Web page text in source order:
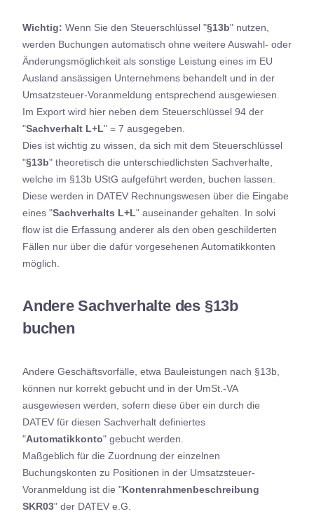
Wichtig: Wenn Sie den Steuerschlüssel "§13b" nutzen,
werden Buchungen automatisch ohne weitere Auswahl- oder
Änderungsmöglichkeit als sonstige Leistung eines im EU
Ausland ansässigen Unternehmens behandelt und in der
Umsatzsteuer-Voranmeldung entsprechend ausgewiesen.
Im Export wird hier neben dem Steuerschlüssel 94 der
"Sachverhalt L+L" = 7 ausgegeben.
Dies ist wichtig zu wissen, da sich mit dem Steuerschlüssel
"§13b" theoretisch die unterschiedlichsten Sachverhalte,
welche im §13b UStG aufgeführt werden, buchen lassen.
Diese werden in DATEV Rechnungswesen über die Eingabe
eines "Sachverhalts L+L" auseinander gehalten. In solvi
flow ist die Erfassung anderer als den oben geschilderten
Fällen nur über die dafür vorgesehenen Automatikkonten
möglich.
Andere Sachverhalte des §13b
buchen
Andere Geschäftsvorfälle, etwa Bauleistungen nach §13b,
können nur korrekt gebucht und in der UmSt.-VA
ausgewiesen werden, sofern diese über ein durch die
DATEV für diesen Sachverhalt definiertes
"Automatikkonto" gebucht werden.
Maßgeblich für die Zuordnung der einzelnen
Buchungskonten zu Positionen in der Umsatzsteuer-
Voranmeldung ist die "Kontenrahmenbeschreibung
SKR03" der DATEV e.G.